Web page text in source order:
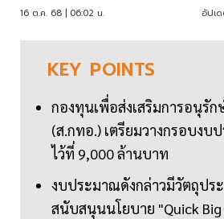
16 ต.ค. 68 | 06:02 น. อัปเ
KEY POINTS
กองทุนเพื่อส่งเสริมการอนุรั
(ส.กทอ.) เตรียมวางกรอบงบ
ไว้ที่ 9,000 ล้านบาท
งบประมาณดังกล่าวมีวัตถุปร
สนับสนุนนโยบาย "Quick Big